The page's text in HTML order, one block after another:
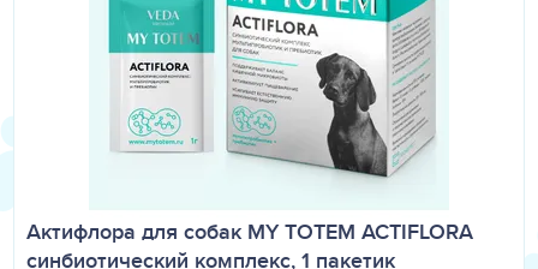
Актифлора для собак MY TOTEM ACTIFLORA
синбиотический комплекс, 1 пакетик